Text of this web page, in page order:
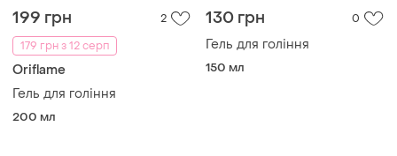
199 грн
2
179 грн з 12 серп
Oriflame
Гель для гоління
200 мл
130 грн 0
Гель для гоління
150 мл